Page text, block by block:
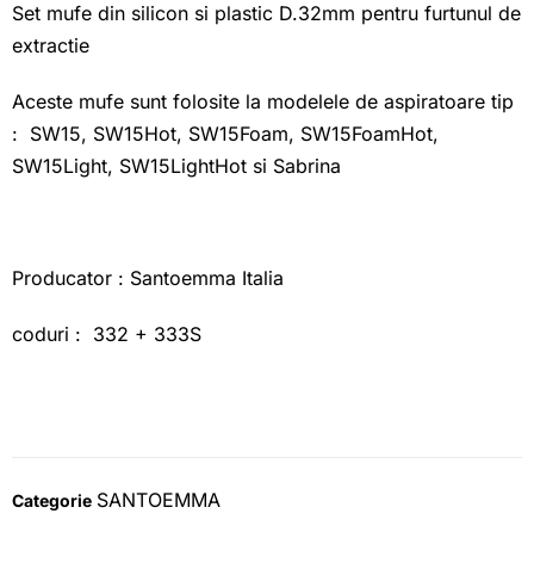
Set mufe din silicon si plastic D.32mm pentru furtunul de
extractie
Aceste mufe sunt folosite la modelele de aspiratoare tip
: SW15, SW15Hot, SW15Foam, SW15FoamHot,
SW15Light, SW15LightHot si Sabrina
Producator : Santoemma Italia
coduri : 332 + 333S
Categorie SANTOEMMA